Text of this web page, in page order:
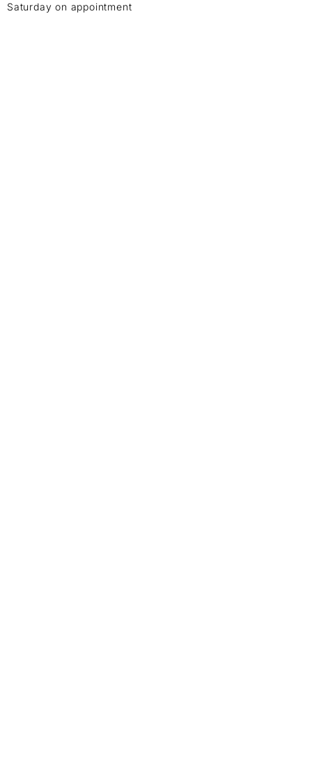
Saturday on appointment